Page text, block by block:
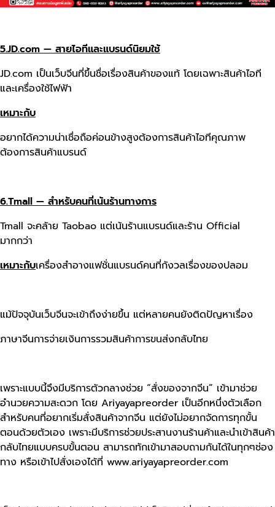
5.JD.com — สายไอทีและแบรนด์นิยมใช้
JD.com เป็นเว็บจีนที่ขึ้นชื่อเรื่องสินค้าของแท้ โดยเฉพาะสินค้าไอที
และเครื่องใช้ไฟฟ้า
เหมาะกับ
อยากได้ความน่าเชื่อถือค่อนข้างสูงต้องการสินค้าไอทีคุณภาพ
ต้องการสินค้าแบรนด์
6.Tmall — สำหรับคนที่เน้นร้านทางการ
Tmall จะคล้าย Taobao แต่เน้นร้านแบรนด์และร้าน Official
มากกว่า
เหมาะกับเครื่องสำอางแฟชั่นแบรนด์คนที่กังวลเรื่องของปลอม
แม้ปัจจุบันเว็บจีนจะเข้าถึงง่ายขึ้น แต่หลายคนยังติดปัญหาเรื่อง
ภาษาจีนการจ่ายเงินการรวมสินค้าการขนส่งกลับไทย
เพราะแบบนี้จึงมีบริการตัวกลางช่วย “สั่งของจากจีน” เข้ามาช่วย
อำนวยความสะดวก โดย Ariyayapreorder เป็นอีกหนึ่งตัวเลือก
สำหรับคนที่อยากเริ่มสั่งสินค้าจากจีน แต่ยังไม่อยากจัดการทุกขั้น
ตอนด้วยตัวเอง เพราะมีบริการช่วยประสานงานร้านค้าและนำเข้าสินค้า
กลับไทยแบบครบขั้นตอน สามารถทักเข้ามาสอบถามกันได้ในทุกๆช่อง
ทาง หรือเข้าไปสั่งเองได้ที่ www.ariyayapreorder.com